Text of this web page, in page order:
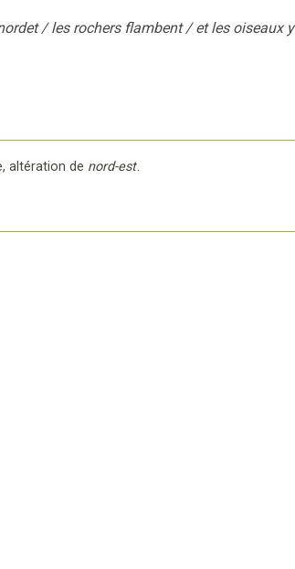
/ les rochers flambent / et les oiseaux y
, altération de nord-est.